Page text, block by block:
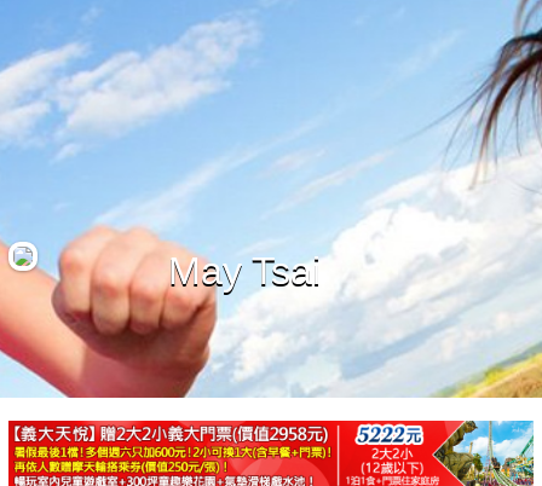
搜尋景點
好康優惠
最新留言
商家合作
推薦景點
May Tsai